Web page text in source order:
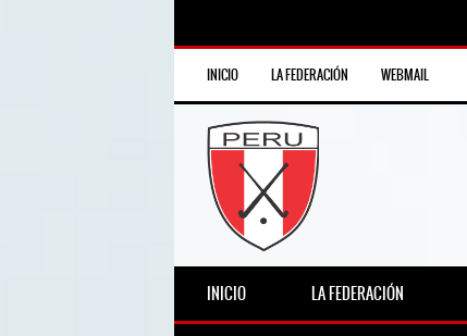
INICIO LA FEDERACIÓN WEBMAIL
INICIO LA FEDERACIÓN